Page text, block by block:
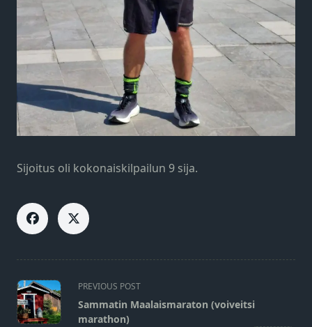
Sijoitus oli kokonaiskilpailun 9 sija.
<span
class="nav-
subtitle
PREVIOUS POST
Sammatin Maalaismaraton (voiveitsi
marathon)